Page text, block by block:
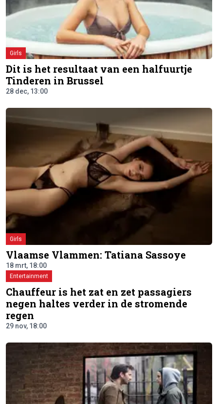
Girls
Dit is het resultaat van een halfuurtje
Tinderen in Brussel
28 dec, 13:00
Girls
Vlaamse Vlammen: Tatiana Sassoye
18 mrt, 18:00
Entertainment
Chauffeur is het zat en zet passagiers
negen haltes verder in de stromende
regen
29 nov, 18:00